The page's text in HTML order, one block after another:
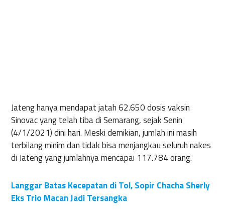
Jateng hanya mendapat jatah 62.650 dosis vaksin
Sinovac yang telah tiba di Semarang, sejak Senin
(4/1/2021) dini hari. Meski demikian, jumlah ini masih
terbilang minim dan tidak bisa menjangkau seluruh nakes
di Jateng yang jumlahnya mencapai 117.784 orang.
Langgar Batas Kecepatan di Tol, Sopir Chacha Sherly
Eks Trio Macan Jadi Tersangka